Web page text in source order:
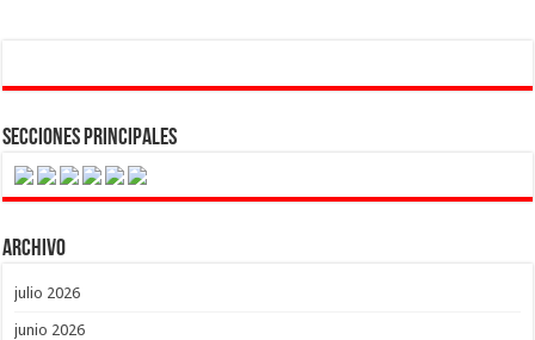
Secciones Principales
Archivo
julio 2026
junio 2026